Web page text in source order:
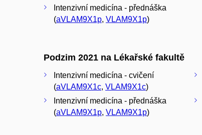
Intenzivní medicína - přednáška
(aVLAM9X1p, VLAM9X1p)
Podzim 2021 na Lékařské fakultě
Intenzivní medicína - cvičení
(aVLAM9X1c, VLAM9X1c)
Intenzivní medicína - přednáška
(aVLAM9X1p, VLAM9X1p)